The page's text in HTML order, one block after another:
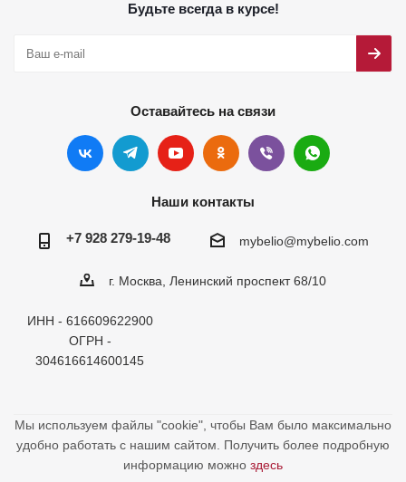
Будьте всегда в курсе!
Оставайтесь на связи
Наши контакты
+7 928 279-19-48 mybelio@mybelio.com
г. Москва, Ленинский проспект 68/10
ИНН - 616609622900
ОГРН -
304616614600145
Мы используем файлы "cookie", чтобы Вам было максимально
удобно работать с нашим сайтом. Получить более подробную
информацию можно здесь